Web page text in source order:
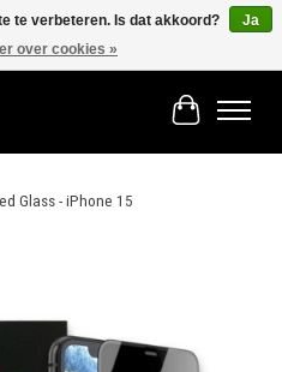
Winkelwagen
Glass - iPhone 15
te verbeteren. Is dat akkoord?
Ja
over cookies »